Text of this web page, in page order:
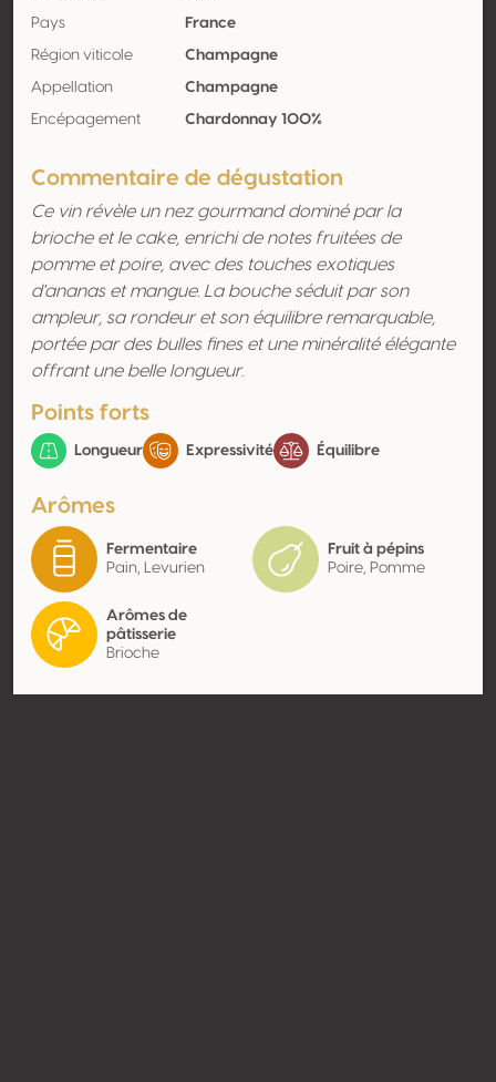
Pays France
Région viticole Champagne
Appellation Champagne
Encépagement Chardonnay 100%
Commentaire de dégustation
Ce vin révèle un nez gourmand dominé par la
brioche et le cake, enrichi de notes fruitées de
pomme et poire, avec des touches exotiques
d'ananas et mangue. La bouche séduit par son
ampleur, sa rondeur et son équilibre remarquable,
portée par des bulles fines et une minéralité élégante
offrant une belle longueur.
Points forts
Longueur Expressivité Équilibre
Arômes
Fermentaire
Pain, Levurien
Fruit à pépins
Poire, Pomme
Arômes de
pâtisserie
Brioche